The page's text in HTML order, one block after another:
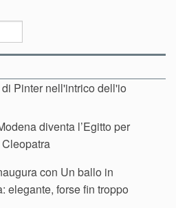
Pinter nell'intrico dell'io
diventa l’Egitto per
con Un ballo in
elegante, forse fin troppo